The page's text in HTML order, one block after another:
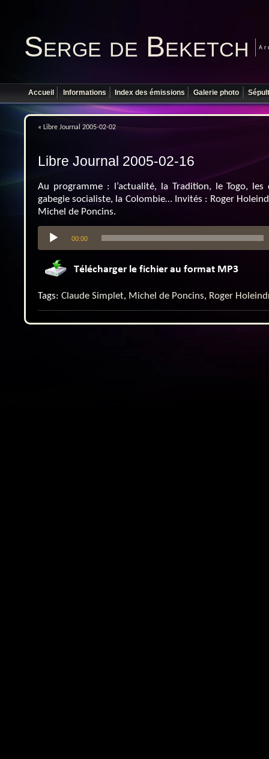
Serge de Beketch
Accueil Informations Index des émissions Galerie photo
« Libre Journal 2005-02-02
Libre Journal 2005-02-16
Au programme : l’actualité, la Tradition, le Togo, les
gabegie socialiste, la Colombie… Invités : Roger
Michel de Poncins.
Lecteur
audio
00:00
Tags: Claude Simplet, Michel de Poncins, Roger